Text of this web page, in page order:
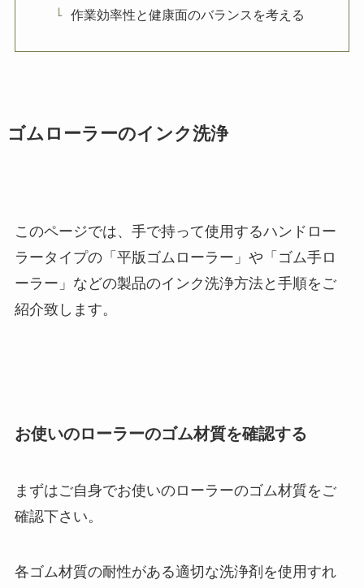
作業効率性と健康面のバランスを考える
ゴムローラーのインク洗浄
このページでは、手で持って使用するハンドロー
ラータイプの「平版ゴムローラー」や「ゴム手ロ
ーラー」などの製品のインク洗浄方法と手順をご
紹介致します。
お使いのローラーのゴム材質を確認する
まずはご自身でお使いのローラーのゴム材質をご
確認下さい。
各ゴム材質の耐性がある適切な洗浄剤を使用すれ